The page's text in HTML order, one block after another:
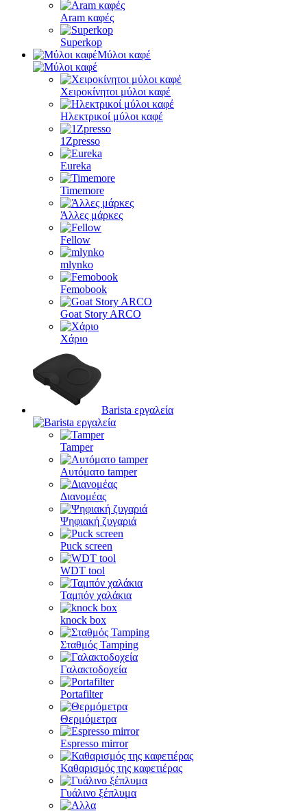
Aram καφές
Superkop
Μύλοι καφέ
Χειροκίνητοι μύλοι καφέ
Ηλεκτρικοί μύλοι καφέ
1Zpresso
Eureka
Timemore
Άλλες μάρκες
Fellow
mlynko
Femobook
Goat Story ARCO
Χάριο
Barista εργαλεία
Tamper
Αυτόματο tamper
Διανομέας
Ψηφιακή ζυγαριά
Puck screen
WDT tool
Ταμπόν χαλάκια
knock box
Σταθμός Tamping
Γαλακτοδοχεία
Portafilter
Θερμόμετρα
Espresso mirror
Καθαρισμός της καφετιέρας
Γυάλινο ξέπλυμα